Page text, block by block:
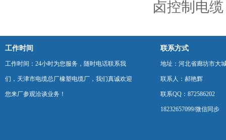
卤控制电缆
工作时间
工作时间：24小时为您服务，随时电话联系我
们，天津市电缆总厂橡塑电缆厂，我们真诚欢迎
您来厂参观洽谈业务！
联系方式
地址：河北省廊坊市大
联系人：郝艳辉
联系QQ：872586202
18232657099/微信同步